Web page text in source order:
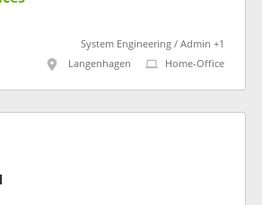
System Engineering / Admin +1
Langenhagen
Home-Office